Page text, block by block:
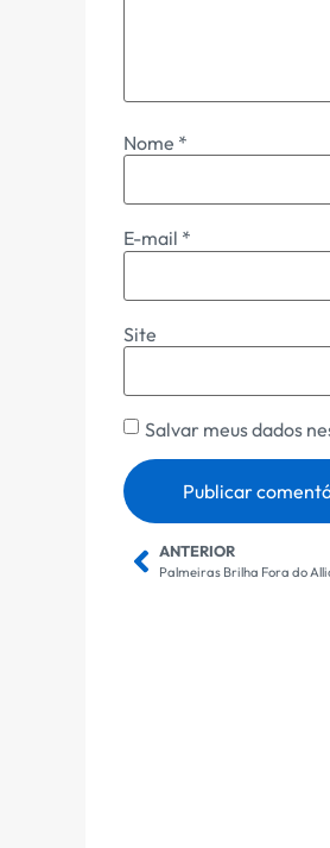
Nome *
E-mail *
Site
Salvar meus dados
ANTERIOR